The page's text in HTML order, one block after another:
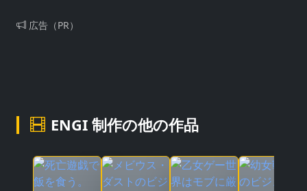
広告（PR）
ENGI 制作の他の作品